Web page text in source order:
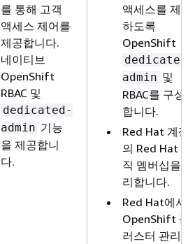
를 통해 고객
액세스 제어를
제공합니다.
네이티브
OpenShift
RBAC 및
dedicated-
admin 기능
을 제공합니
다.
액세스를 제어
하도록
OpenShift
dedicated-
admin 및
RBAC를 구성
합니다.
Red Hat 계정
의 Red Hat 조
직 멤버십을 관
리합니다.
Red Hat에서
OpenShift 클
러스터 관리자